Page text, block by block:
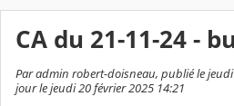
CA du 21-11-24 -
Par admin robert-doisneau, publié le
jour le jeudi 20 février 2025 14:21